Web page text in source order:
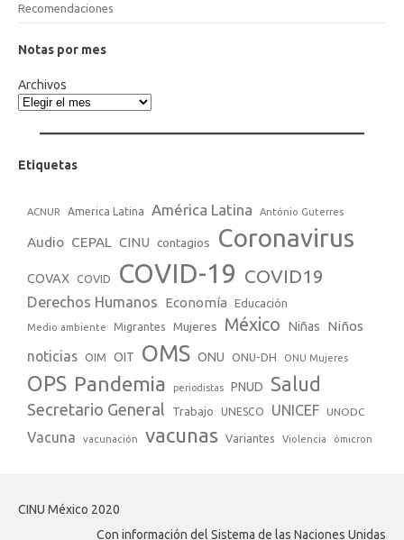
Recomendaciones
Notas por mes
Archivos
Etiquetas
ACNUR America Latina América Latina António Guterres
Audio CEPAL CINU contagios Coronavirus
COVAX COVID COVID-19 COVID19
Derechos Humanos Economía Educación
Medio ambiente Migrantes Mujeres México Niñas Niños
noticias OIM OIT OMS ONU ONU-DH ONU Mujeres
OPS Pandemia periodistas PNUD Salud
Secretario General Trabajo UNESCO UNICEF UNODC
Vacuna vacunación vacunas Variantes Violencia ómicron
CINU México 2020
Con información del Sistema de las Naciones Unidas